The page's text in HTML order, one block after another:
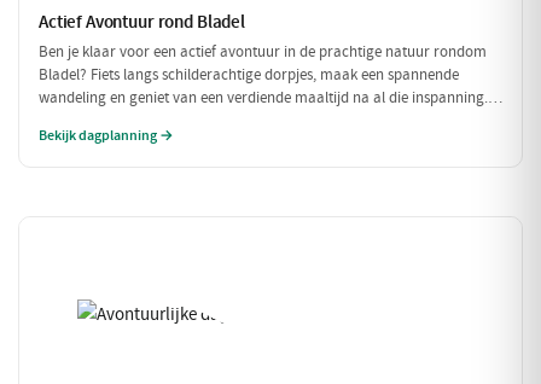
Actief Avontuur rond Bladel
Ben je klaar voor een actief avontuur in de prachtige natuur rondom
Bladel? Fiets langs schilderachtige dorpjes, maak een spannende
wandeling en geniet van een verdiende maaltijd na al die inspanning.
buiten zijn houdt!
Bekijk dagplanning →